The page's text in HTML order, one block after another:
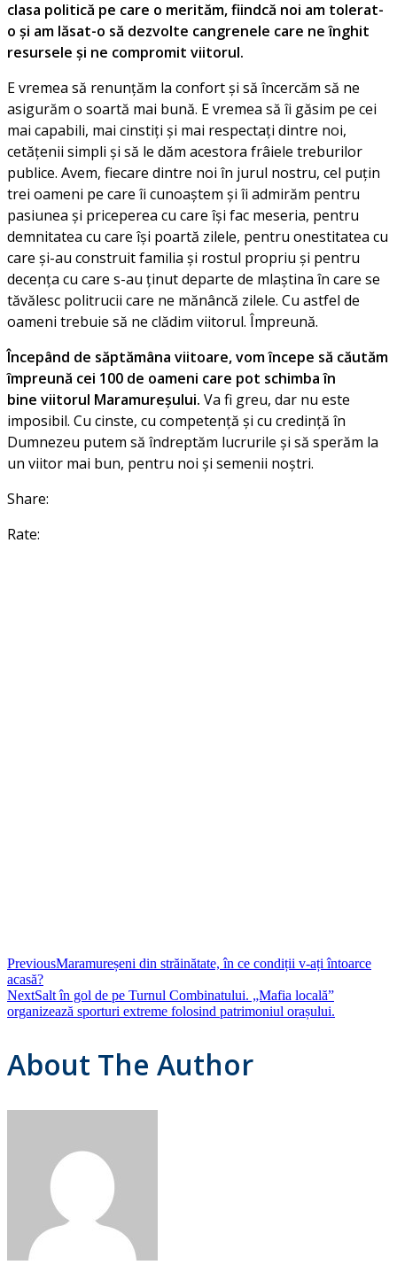
clasa politică pe care o merităm, fiindcă noi am tolerat-
o și am lăsat-o să dezvolte cangrenele care ne înghit
resursele și ne compromit viitorul.
E vremea să renunțăm la confort și să încercăm să ne
asigurăm o soartă mai bună. E vremea să îi găsim pe cei
mai capabili, mai cinstiți și mai respectați dintre noi,
cetățenii simpli și să le dăm acestora frâiele treburilor
publice. Avem, fiecare dintre noi în jurul nostru, cel puțin
trei oameni pe care îi cunoaștem și îi admirăm pentru
pasiunea și priceperea cu care își fac meseria, pentru
demnitatea cu care își poartă zilele, pentru onestitatea cu
care și-au construit familia și rostul propriu și pentru
decența cu care s-au ținut departe de mlaștina în care se
tăvălesc politrucii care ne mănâncă zilele. Cu astfel de
oameni trebuie să ne clădim viitorul. Împreună.
Începând de săptămâna viitoare, vom începe să căutăm
împreună cei 100 de oameni care pot schimba în
bine viitorul Maramureșului. Va fi greu, dar nu este
imposibil. Cu cinste, cu competență și cu credință în
Dumnezeu putem să îndreptăm lucrurile și să sperăm la
un viitor mai bun, pentru noi și semenii noștri.
Share:
Rate:
PreviousMaramureșeni din străinătate, în ce condiții v-ați întoarce
acasă?
NextSalt în gol de pe Turnul Combinatului. „Mafia locală”
organizează sporturi extreme folosind patrimoniul orașului.
About The Author